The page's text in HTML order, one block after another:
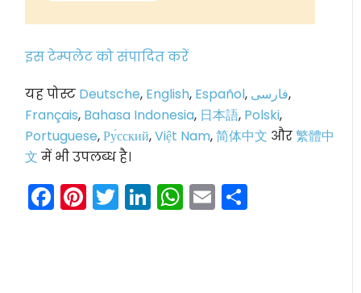
इस टेम्पलेट को संपादित करें
यह पोस्ट Deutsche, English, Español, فارسی,
Français, Bahasa Indonesia, 日本語, Polski,
Portuguese,Ру́сский,Việt Nam,简体中文 और繁體中
文 में भी उपलब्ध है।
Facebook
Pinterest
Twitter
LinkedIn
WhatsApp
Email